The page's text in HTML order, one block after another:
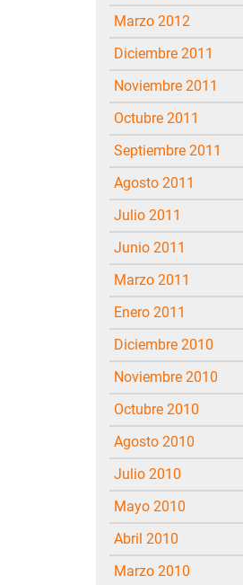
marzo 2012
diciembre 2011
noviembre 2011
octubre 2011
septiembre 2011
agosto 2011
julio 2011
junio 2011
marzo 2011
enero 2011
diciembre 2010
noviembre 2010
octubre 2010
agosto 2010
julio 2010
mayo 2010
abril 2010
marzo 2010